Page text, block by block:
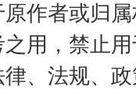
作者或归
用，禁止
、法规、
” 法